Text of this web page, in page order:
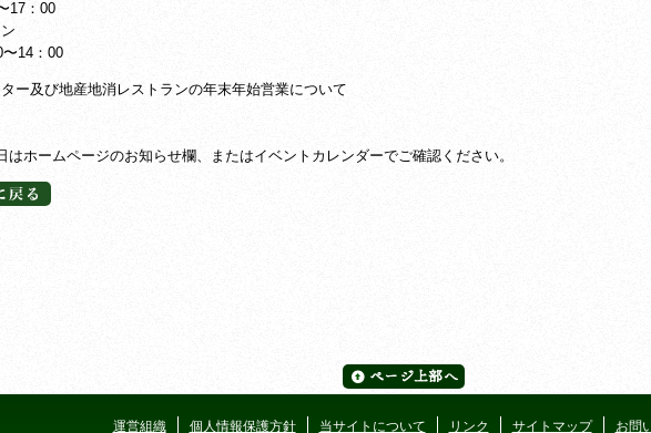
17：00
14：00
ー及び地産地消レストランの年末年始営業について
はホームページのお知らせ欄、またはイベントカレンダーでご確認ください。
運営組織 個人情報保護方針 当サイトについて リンク サイトマップ お問